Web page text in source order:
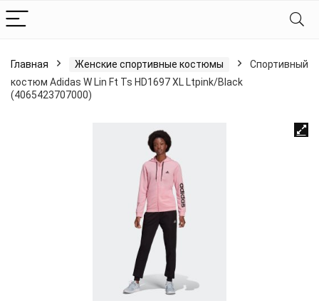
Главная Женские спортивные костюмы
Спортивный
костюм Adidas W Lin Ft Ts HD1697 XL Ltpink/Black
(4065423707000)